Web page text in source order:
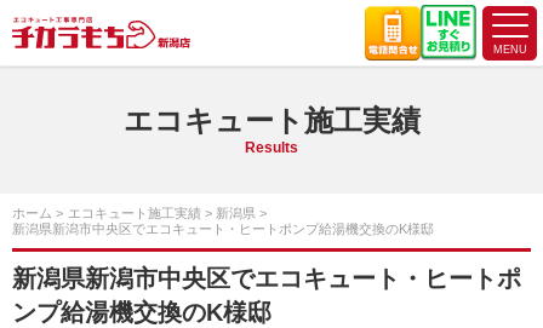
エコキュート施工実績
Results
ホーム エコキュート施工実績
新潟県
新潟県新潟市中央区でエコキュート・ヒートポンプ給湯機交換のK様邸
新潟県新潟市中央区でエコキュート・ヒートポ
ンプ給湯機交換のK様邸